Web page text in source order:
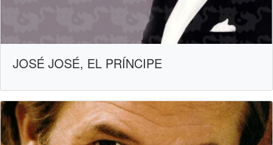
JOSÉ JOSÉ, EL PRÍNCIPE